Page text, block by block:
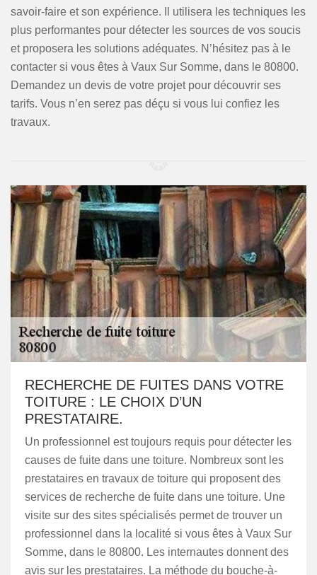
savoir-faire et son expérience. Il utilisera les techniques les
plus performantes pour détecter les sources de vos soucis
et proposera les solutions adéquates. N’hésitez pas à le
contacter si vous êtes à Vaux Sur Somme, dans le 80800.
Demandez un devis de votre projet pour découvrir ses
tarifs. Vous n’en serez pas déçu si vous lui confiez les
travaux.
RECHERCHE DE FUITES DANS VOTRE
TOITURE : LE CHOIX D’UN
PRESTATAIRE.
Un professionnel est toujours requis pour détecter les
causes de fuite dans une toiture. Nombreux sont les
prestataires en travaux de toiture qui proposent des
services de recherche de fuite dans une toiture. Une
visite sur des sites spécialisés permet de trouver un
professionnel dans la localité si vous êtes à Vaux Sur
Somme, dans le 80800. Les internautes donnent des
avis sur les prestataires. La méthode du bouche-à-